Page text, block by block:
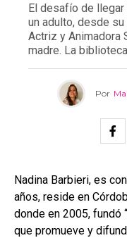
El desafío de
un adulto, desde
Actriz y Animadora
madre. La
Por
Nadina Barbieri, es
años, reside en
donde en 2005, fundó
que promueve y